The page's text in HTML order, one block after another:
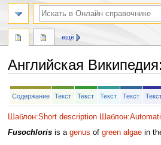
Английская Википедия:
Перейти
Перейти
Содержание Текст Текст Текст Текст
Шаблон:Short description
Fusochlorisis a genus of green algaein
ещё